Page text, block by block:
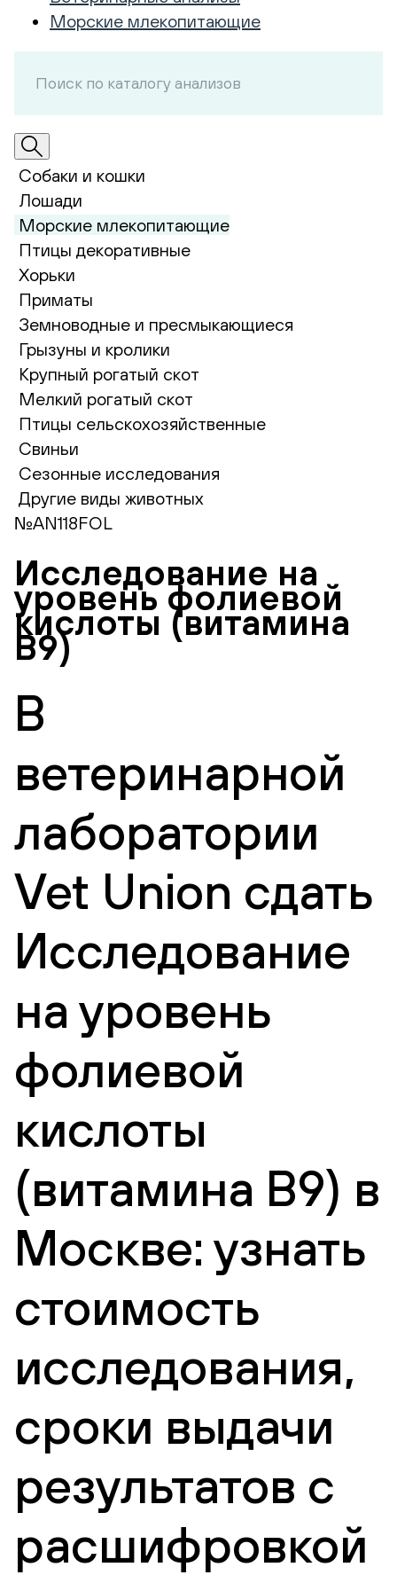
Морские млекопитающие
Собаки и кошки
Лошади
Морские млекопитающие
Птицы декоративные
Хорьки
Приматы
Земноводные и пресмыкающиеся
Грызуны и кролики
Крупный рогатый скот
Мелкий рогатый скот
Птицы сельскохозяйственные
Свиньи
Сезонные исследования
Другие виды животных
№AN118FOL
Исследование на
уровень фолиевой
кислоты (витамина
В9)
В
ветеринарной
лаборатории
Vet Union сдать
Исследование
на уровень
фолиевой
кислоты
(витамина В9) в
Москве: узнать
стоимость
исследования,
сроки выдачи
результатов с
расшифровкой